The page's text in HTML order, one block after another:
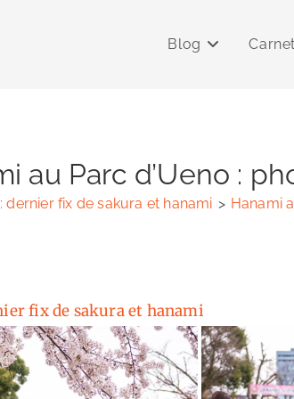
Blog
au Parc d’Ueno :
dernier fix de sakura et hanami > Hanami
fix de sakura et hanami